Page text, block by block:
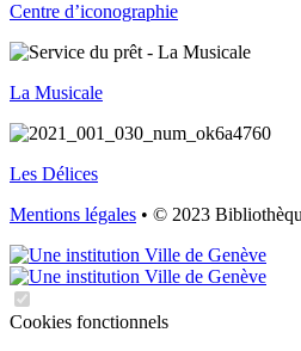
Centre d’iconographie
La Musicale
Les Délices
Mentions légales • © 2023
Cookies fonctionnels